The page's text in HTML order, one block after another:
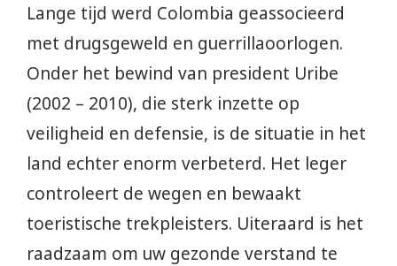
Lange tijd werd Colombia geassocieerd
met drugsgeweld en guerrillaoorlogen.
Onder het bewind van president Uribe
(2002 – 2010), die sterk inzette op
veiligheid en defensie, is de situatie in het
land echter enorm verbeterd. Het leger
controleert de wegen en bewaakt
toeristische trekpleisters. Uiteraard is het
raadzaam om uw gezonde verstand te